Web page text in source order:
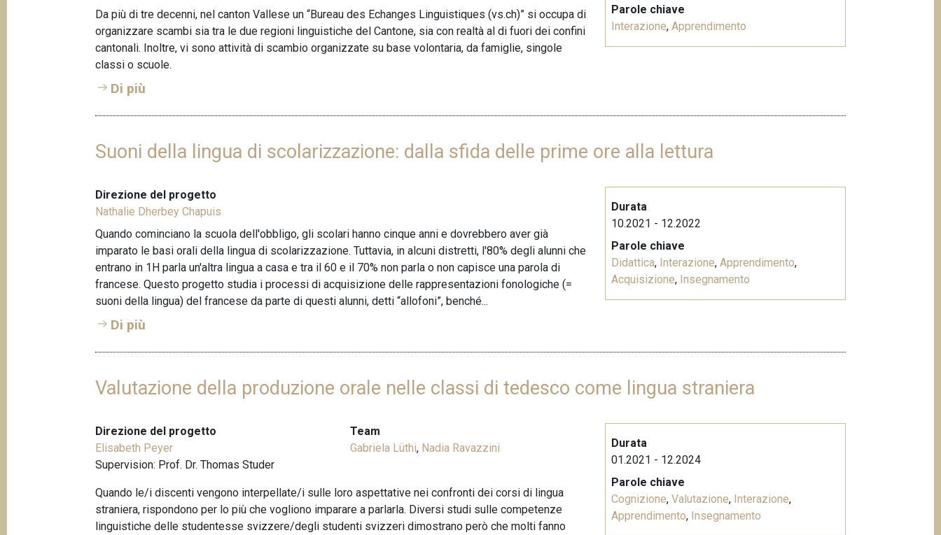
Da più di tre decenni, nel canton Vallese un “Bureau des Echanges Linguistiques (vs.ch)” si occupa di
organizzare scambi sia tra le due regioni linguistiche del Cantone, sia con realtà al di fuori dei confini
cantonali. Inoltre, vi sono attività di scambio organizzate su base volontaria, da famiglie, singole
classi o scuole.
Di più
Parole chiave
Interazione, Apprendimento
Suoni della lingua di scolarizzazione: dalla sfida delle prime ore alla lettura
Direzione del progetto
Nathalie Dherbey Chapuis
Quando cominciano la scuola dell'obbligo, gli scolari hanno cinque anni e dovrebbero aver già
imparato le basi orali della lingua di scolarizzazione. Tuttavia, in alcuni distretti, l'80% degli alunni che
entrano in 1H parla un'altra lingua a casa e tra il 60 e il 70% non parla o non capisce una parola di
francese. Questo progetto studia i processi di acquisizione delle rappresentazioni fonologiche (=
suoni della lingua) del francese da parte di questi alunni, detti “allofoni”, benché...
Di più
Durata
10.2021 - 12.2022
Parole chiave
Didattica, Interazione, Apprendimento,
Acquisizione, Insegnamento
Valutazione della produzione orale nelle classi di tedesco come lingua straniera
Direzione del progetto
Elisabeth Peyer
Supervision: Prof. Dr. Thomas Studer
Team
Gabriela Lüthi, Nadia Ravazzini
Quando le/i discenti vengono interpellate/i sulle loro aspettative nei confronti dei corsi di lingua
straniera, rispondono per lo più che vogliono imparare a parlarla. Diversi studi sulle competenze
linguistiche delle studentesse svizzere/degli studenti svizzeri dimostrano però che molti fanno
Durata
01.2021 - 12.2024
Parole chiave
Cognizione, Valutazione, Interazione,
Apprendimento, Insegnamento